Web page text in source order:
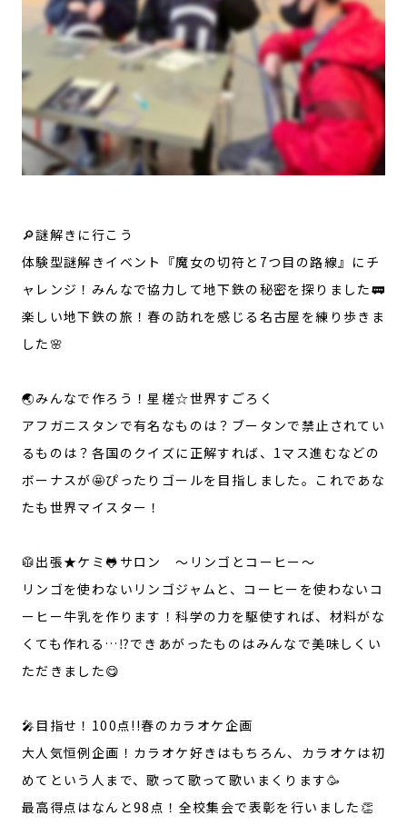
🔎謎解きに行こう
体験型謎解きイベント『魔女の切符と7つ目の路線』にチ
ャレンジ！みんなで協力して地下鉄の秘密を探りました🚃
楽しい地下鉄の旅！春の訪れを感じる名古屋を練り歩きま
した🌸
🌏みんなで作ろう！星槎☆世界すごろく
アフガニスタンで有名なものは？ブータンで禁止されてい
るものは？各国のクイズに正解すれば、1マス進むなどの
ボーナスが🤩ぴったりゴールを目指しました。これであな
たも世界マイスター！
🥼出張★ケミ🐸サロン 〜リンゴとコーヒー〜
リンゴを使わないリンゴジャムと、コーヒーを使わないコ
ーヒー牛乳を作ります！科学の力を駆使すれば、材料がな
くても作れる…⁉️できあがったものはみんなで美味しくい
ただきました😋
🎤目指せ！100点!!春のカラオケ企画
大人気恒例企画！カラオケ好きはもちろん、カラオケは初
めてという人まで、歌って歌って歌いまくります🥳
最高得点はなんと98点！全校集会で表彰を行いました👏